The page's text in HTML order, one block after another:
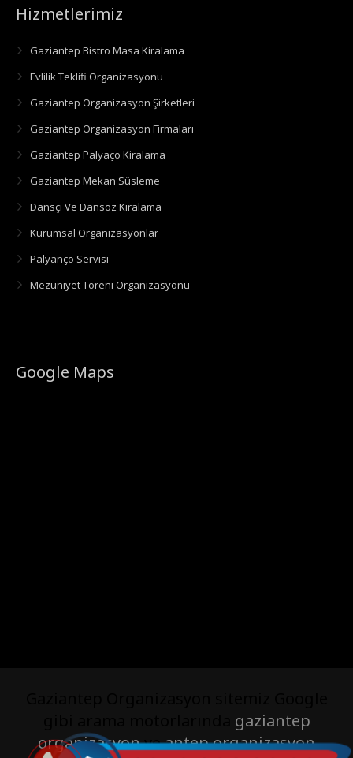
Hizmetlerimiz
Gaziantep Bistro Masa Kiralama
Evlilik Teklifi Organizasyonu
Gaziantep Organizasyon Şirketleri
Gaziantep Organizasyon Firmaları
Gaziantep Palyaço Kiralama
Gaziantep Mekan Süsleme
Dansçı Ve Dansöz Kiralama
Kurumsal Organizasyonlar
Palyanço Servisi
Mezuniyet Töreni Organizasyonu
Google Maps
gaziantep
organizasyonveantep organizasyon